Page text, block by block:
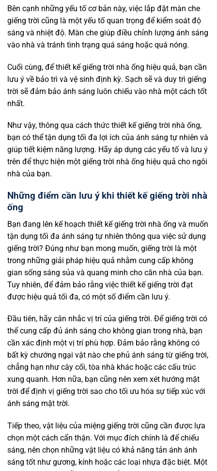
Bên cạnh những yếu tố cơ bản này, việc lắp đặt màn che
giếng trời cũng là một yếu tố quan trọng để kiểm soát độ
sáng và nhiệt độ. Màn che giúp điều chỉnh lượng ánh sáng
vào nhà và tránh tình trạng quá sáng hoặc quá nóng.
Cuối cùng, để thiết kế giếng trời nhà ống hiệu quả, bạn cần
lưu ý về bảo trì và vệ sinh định kỳ. Sạch sẽ và duy trì giếng
trời sẽ đảm bảo ánh sáng luôn chiếu vào nhà một cách tốt
nhất.
Như vậy, thông qua cách thức thiết kế giếng trời nhà ống,
bạn có thể tận dụng tối đa lợi ích của ánh sáng tự nhiên và
giúp tiết kiệm năng lượng. Hãy áp dụng các yếu tố và lưu ý
trên để thực hiện một giếng trời nhà ống hiệu quả cho ngôi
nhà của bạn.
Những điểm cần lưu ý khi thiết kế giếng trời nhà
ống
Bạn đang lên kế hoạch thiết kế giếng trời nhà ống và muốn
tận dụng tối đa ánh sáng tự nhiên thông qua việc sử dụng
giếng trời? Đúng như bạn mong muốn, giếng trời là một
trong những giải pháp hiệu quả nhằm cung cấp không
gian sống sáng sủa và quang minh cho căn nhà của bạn.
Tuy nhiên, để đảm bảo rằng việc thiết kế giếng trời đạt
được hiệu quả tối đa, có một số điểm cần lưu ý.
Đầu tiên, hãy cân nhắc vị trí của giếng trời. Để giếng trời có
thể cung cấp đủ ánh sáng cho không gian trong nhà, bạn
cần xác định một vị trí phù hợp. Đảm bảo rằng không có
bất kỳ chướng ngại vật nào che phủ ánh sáng từ giếng trời,
chẳng hạn như cây cối, tòa nhà khác hoặc các cấu trúc
xung quanh. Hơn nữa, bạn cũng nên xem xét hướng mặt
trời để định vị giếng trời sao cho tối ưu hóa sự tiếp xúc với
ánh sáng mặt trời.
Tiếp theo, vật liệu của miệng giếng trời cũng cần được lựa
chọn một cách cẩn thận. Với mục đích chính là để chiếu
sáng, nên chọn những vật liệu có khả năng tản ánh ánh
sáng tốt như gương, kính hoặc các loại nhựa đặc biệt. Một